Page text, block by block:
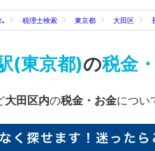
税理士検索 東京都 大田区
(東京都)の税金
大田区内の税金・お金につい